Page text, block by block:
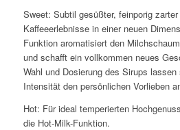
Sweet: Subtil gesüßter, feinporig
Kaffeeerlebnisse in einer neuen
Funktion aromatisiert den
und schafft ein vollkommen neues
Wahl und Dosierung des Sirups
Intensität den persönlichen Vorlieben
Hot: Für ideal temperierten
die Hot-Milk-Funktion.